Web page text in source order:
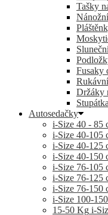
Tašky
Fusaky
Držáky
Autosedačky
i-Size 40 - 85
i-Size 40-105
i-Size 40-125
i-Size 40-150
i-Size 76-105
i-Size 76-125
i-Size 76-150
i-Size 100-
15-50 Kg i-